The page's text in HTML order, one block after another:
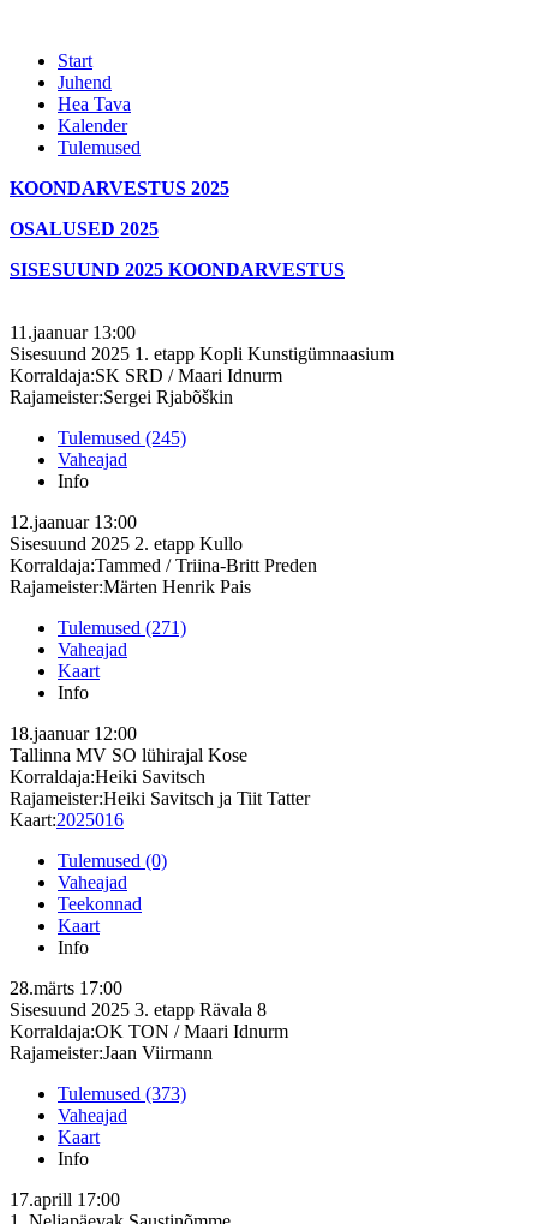
Start
Juhend
Hea Tava
Kalender
Tulemused
KOONDARVESTUS 2025
OSALUSED 2025
SISESUUND 2025 KOONDARVESTUS
11.jaanuar 13:00
Sisesuund 2025 1. etapp Kopli Kunstigümnaasium
Korraldaja:SK SRD / Maari Idnurm
Rajameister:Sergei Rjabõškin
Tulemused (245)
Vaheajad
Info
12.jaanuar 13:00
Sisesuund 2025 2. etapp Kullo
Korraldaja:Tammed / Triina-Britt Preden
Rajameister:Märten Henrik Pais
Tulemused (271)
Vaheajad
Kaart
Info
18.jaanuar 12:00
Tallinna MV SO lühirajal Kose
Korraldaja:Heiki Savitsch
Rajameister:Heiki Savitsch ja Tiit Tatter
Kaart:2025016
Tulemused (0)
Vaheajad
Teekonnad
Kaart
Info
28.märts 17:00
Sisesuund 2025 3. etapp Rävala 8
Korraldaja:OK TON / Maari Idnurm
Rajameister:Jaan Viirmann
Tulemused (373)
Vaheajad
Kaart
Info
17.aprill 17:00